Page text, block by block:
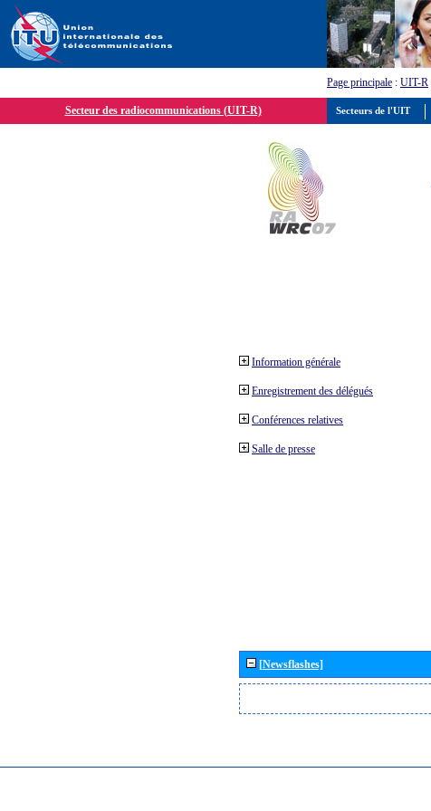
Page principale : UIT-R
Secteur des radiocommunications (UIT-R)
Information générale
Enregistrement des délégués
Conférences relatives
Salle de presse
[Newsflashes]
Secteurs de l'UIT